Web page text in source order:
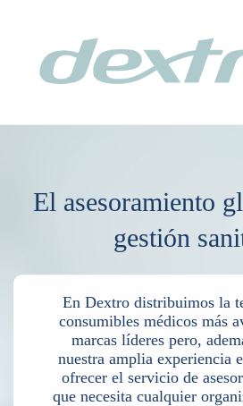
El asesoramiento
gestión
En Dextro distribuimos la
consumibles médicos más
marcas líderes pero,
nuestra amplia experiencia
ofrecer el servicio de
que necesita cualquier